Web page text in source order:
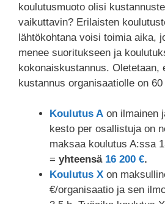
koulutusmuoto olisi
vaikuttavin? Erilaisten
lähtökohtana voisi toimia aika,
menee suoritukseen ja
kokonaiskustannus. Oletetaan,
kustannus organisaatiolle on
Koulutus A on ilmainen
kesto per osallistuja on
maksaa koulutus A:ssa
= yhteensä 16 200 €.
Koulutus X on
€/organisaatio ja sen